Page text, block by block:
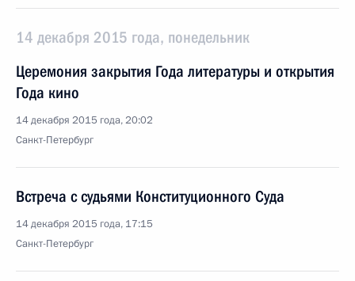
14 декабря 2015 года, понедельник
Церемония закрытия Года литературы и открытия
Года кино
14 декабря 2015 года, 20:02
Санкт-Петербург
Встреча с судьями Конституционного Суда
14 декабря 2015 года, 17:15
Санкт-Петербург